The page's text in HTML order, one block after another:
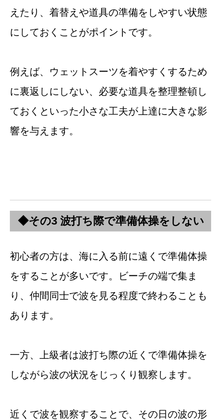
えたり、着替えや道具の準備をしやすい状態
にしておくことがポイントです。
例えば、ウェットスーツを着やすくするため
に裏返しにしない、必要な道具を整理整頓し
ておくといった小さな工夫が上達に大きな影
響を与えます。
◆その3 波打ち際で準備体操をしない
初心者の方は、海に入る前に遠くで準備体操
をすることが多いです。ビーチの端で集ま
り、仲間同士で波を見る程度で終わることも
あります。
一方、上級者は波打ち際の近くで準備体操を
しながら波の状況をじっくり観察します。
近くで波を観察することで、その日の波の形